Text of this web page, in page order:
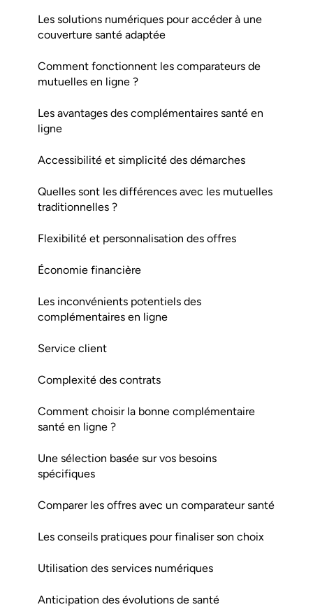
Les solutions numériques pour accéder à une
couverture santé adaptée
Comment fonctionnent les comparateurs de
mutuelles en ligne ?
Les avantages des complémentaires santé en
ligne
Accessibilité et simplicité des démarches
Quelles sont les différences avec les mutuelles
traditionnelles ?
Flexibilité et personnalisation des offres
Économie financière
Les inconvénients potentiels des
complémentaires en ligne
Service client
Complexité des contrats
Comment choisir la bonne complémentaire
santé en ligne ?
Une sélection basée sur vos besoins
spécifiques
Comparer les offres avec un comparateur santé
Les conseils pratiques pour finaliser son choix
Utilisation des services numériques
Anticipation des évolutions de santé